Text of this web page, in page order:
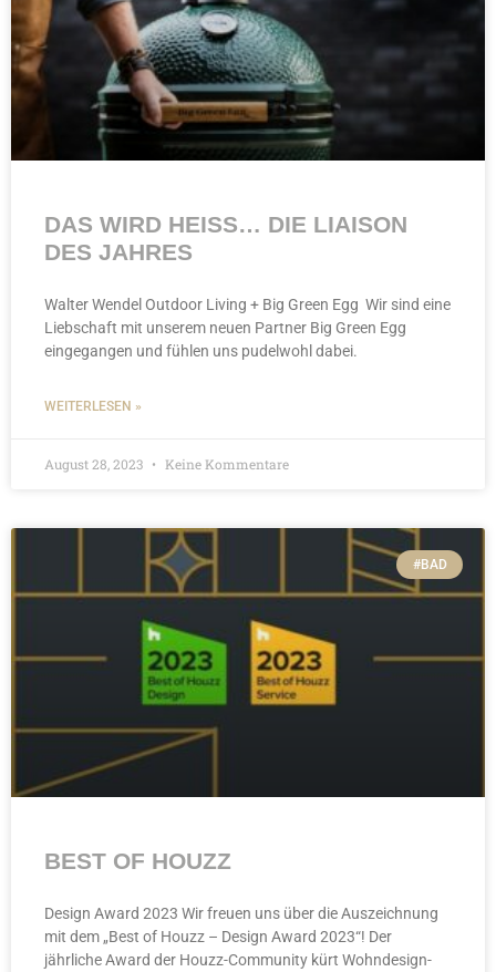
DAS WIRD HEISS… DIE LIAISON
DES JAHRES
Walter Wendel Outdoor Living + Big Green Egg Wir sind eine
Liebschaft mit unserem neuen Partner Big Green Egg
eingegangen und fühlen uns pudelwohl dabei.
WEITERLESEN »
August 28, 2023 Keine Kommentare
#BAD
BEST OF HOUZZ
Design Award 2023 Wir freuen uns über die Auszeichnung
mit dem „Best of Houzz – Design Award 2023“! Der
jährliche Award der Houzz-Community kürt Wohndesign-